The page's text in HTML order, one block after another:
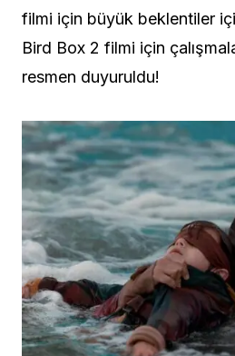
filmi için büyük beklentiler
Bird Box 2 filmi için
resmen duyuruldu!